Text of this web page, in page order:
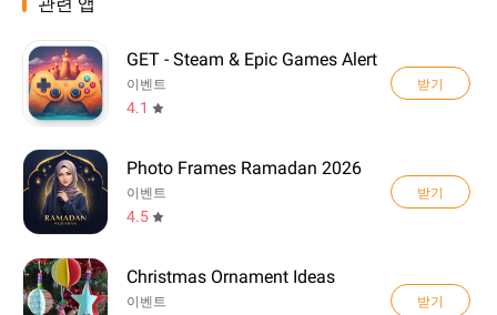
GET - Steam & Epic Games Alert
이벤트
4.1
받기
Photo Frames Ramadan 2026
이벤트
4.5
받기
Christmas Ornament Ideas
이벤트 받기